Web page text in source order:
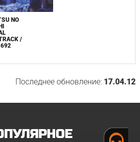
NO
/
Последнее обновление: 17.04.12